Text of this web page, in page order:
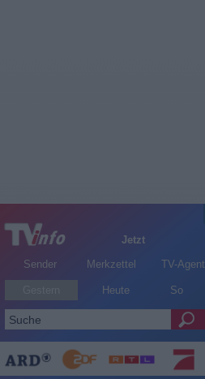
Jetzt
Sender
Merkzettel TV-Agent
Heute So